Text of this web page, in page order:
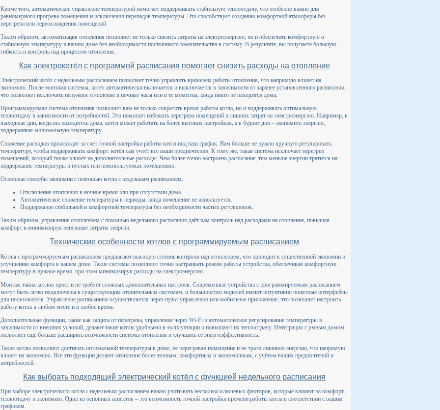
Кроме того, автоматическое управление температурой помогает поддерживать стабильную теплоотдачу, что особенно важно для
равномерного прогрева помещения и исключения перепадов температуры. Это способствует созданию комфортной атмосферы без
перегрева или переохлаждения помещений.
Таким образом, автоматизация отопления позволяет не только снизить затраты на электроэнергию, но и обеспечить комфортную и
стабильную температуру в вашем доме без необходимости постоянного вмешательства в систему. В результате, вы получаете большую
гибкость и контроль над процессом отопления.
Как электрокотёл с программой расписания помогает снизить расходы на отопление
Электрический котёл с недельным расписанием позволяет точно управлять временем работы отопления, что напрямую влияет на
экономию. После монтажа системы, котёл автоматически включается и выключается в зависимости от заранее установленного расписания,
что позволяет исключить ненужное отопление в ночные часы или в те моменты, когда никто не находится дома.
Программируемая система отопления позволяет вам не только сократить время работы котла, но и поддерживать оптимальную
теплоотдачу в зависимости от потребностей. Это помогает избежать перегрева помещений и лишних затрат на электроэнергию. Например, в
выходные дни, когда вы находитесь дома, котёл может работать на более высоких настройках, а в будние дни – экономить энергию,
поддерживая минимальную температуру.
Снижение расходов происходит за счёт точной настройки работы котла под ваш график. Вам больше не нужно вручную регулировать
температуру, чтобы поддерживать комфорт: котёл сам учтёт все ваши предпочтения. К тому же, такая система исключает перегрев
помещений, который также влияет на дополнительные расходы. Чем более точно настроено расписание, тем меньше энергии тратится на
поддержание температуры в пустых или неиспользуемых помещениях.
Основные способы экономии с помощью котла с недельным расписанием:
Отключение отопления в ночное время или при отсутствии дома.
Автоматическое снижение температуры в периоды, когда помещение не используется.
Поддержание стабильной и комфортной температуры без необходимости частых регулировок.
Таким образом, управление отоплением с помощью недельного расписания даёт вам контроль над расходами на отопление, повышая
комфорт и минимизируя ненужные затраты энергии.
Технические особенности котлов с программируемым расписанием
Котлы с программируемым расписанием предлагают высокую степень контроля над отоплением, что приводит к существенной экономии и
улучшению комфорта в вашем доме. Такие системы позволяют точно настраивать режим работы устройства, обеспечивая комфортную
температуру в нужное время, при этом минимизируя расходы на электроэнергию.
Монтаж таких котлов прост и не требует сложных дополнительных настроек. Современные устройства с программируемым расписанием
могут быть легко подключены к существующим отопительным системам, и большинство моделей имеют интуитивно понятные интерфейсы
для пользователя. Управление расписанием осуществляется через пульт управления или мобильное приложение, что позволяет настроить
работу котла в любом месте и в любое время.
Дополнительные функции, такие как защита от перегрева, управление через Wi-Fi и автоматическое регулирование температуры в
зависимости от внешних условий, делают такие котлы удобными в эксплуатации и повышают их теплоотдачу. Интеграция с умным домом
позволяет ещё больше расширить возможности системы отопления и улучшить её энергоэффективность.
Такие котлы позволяют достигать оптимальной температуры в доме, не перегревая помещение и не тратя лишнюю энергию, что напрямую
влияет на экономию. Все эти функции делают отопление более точным, комфортным и экономичным, с учётом ваших предпочтений и
потребностей.
Как выбрать подходящий электрический котёл с функцией недельного расписания
При выборе электрического котла с недельным расписанием важно учитывать несколько ключевых факторов, которые влияют на комфорт,
теплоотдачу и экономию. Один из основных аспектов – это возможность точной настройки времени работы котла в соответствии с вашим
графиком.